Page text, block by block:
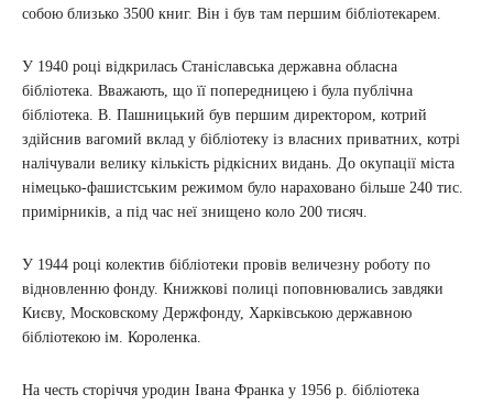
собою близько 3500 книг. Він і був там першим бібліотекарем.
У 1940 році відкрилась Станіславська державна обласна
бібліотека. Вважають, що її попередницею і була публічна
бібліотека. В. Пашницький був першим директором, котрий
здійснив вагомий вклад у бібліотеку із власних приватних, котрі
налічували велику кількість рідкісних видань. До окупації міста
німецько-фашистським режимом було нараховано більше 240 тис.
примірників, а під час неї знищено коло 200 тисяч.
У 1944 році колектив бібліотеки провів величезну роботу по
відновленню фонду. Книжкові полиці поповнювались завдяки
Києву, Московскому Держфонду, Харківською державною
бібліотекою ім. Короленка.
На честь сторіччя уродин Івана Франка у 1956 р. бібліотека